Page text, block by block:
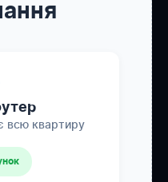
всю квартиру